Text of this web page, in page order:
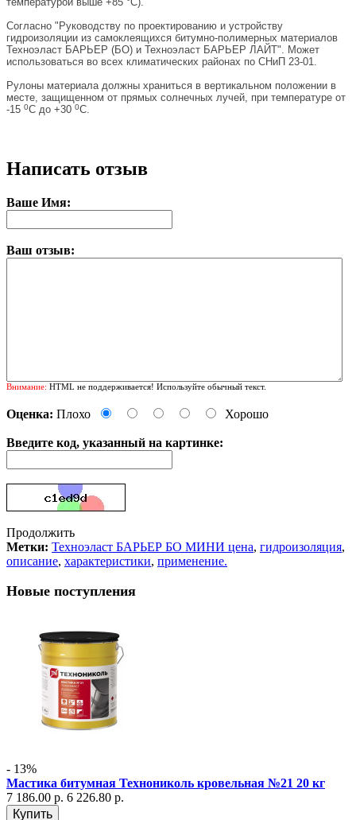
Согласно "Руководству по проектированию и устройству
гидроизоляции из самоклеящихся битумно-полимерных материалов
Техноэласт БАРЬЕР (БО) и Техноэласт БАРЬЕР ЛАЙТ". Может
использоваться во всех климатических районах по СНиП 23-01.
Рулоны материала должны храниться в вертикальном положении в
месте, защищенном от прямых солнечных лучей, при температуре от
-15 0С до +30 0С.
Написать отзыв
Ваше Имя:
Ваш отзыв:
Внимание: HTML не поддерживается! Используйте обычный текст.
Оценка: Плохо Хорошо
Введите код, указанный на картинке:
Продолжить
Метки: Техноэласт БАРЬЕР БО МИНИ цена, гидроизоляция,
описание, характеристики, применение.
Новые поступления
- 13%
Мастика битумная Технониколь кровельная №21 20 кг
7 186.00 р. 6 226.80 р.